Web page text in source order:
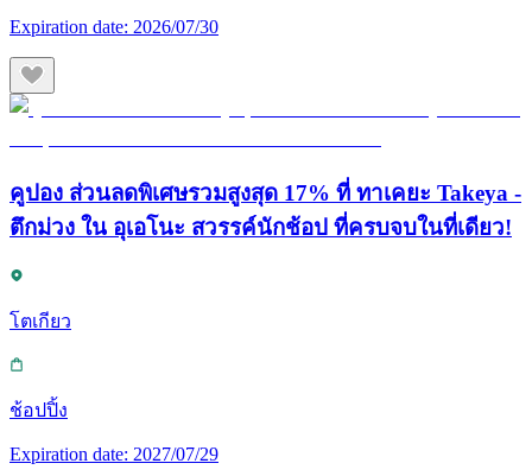
Expiration date: 2026/07/30
คูปอง ส่วนลดพิเศษรวมสูงสุด 17% ที่ ทาเคยะ Takeya -
ตึกม่วง ใน อุเอโนะ สวรรค์นักช้อป ที่ครบจบในที่เดียว!
โตเกียว
ช้อปปิ้ง
Expiration date: 2027/07/29